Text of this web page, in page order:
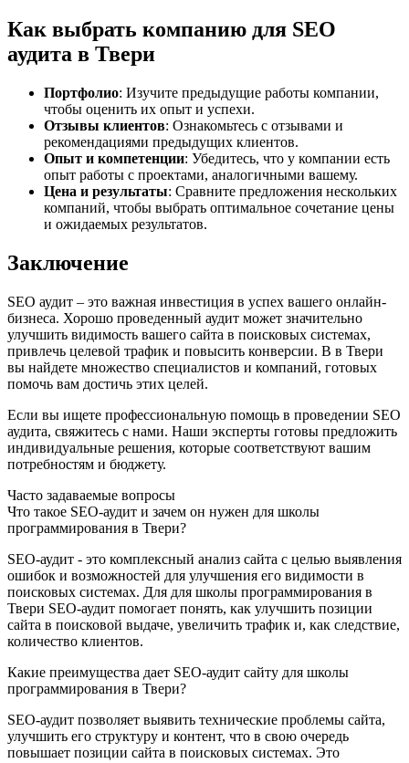
Как выбрать компанию для SEO
аудита в Твери
Портфолио: Изучите предыдущие работы компании,
чтобы оценить их опыт и успехи.
Отзывы клиентов: Ознакомьтесь с отзывами и
рекомендациями предыдущих клиентов.
Опыт и компетенции: Убедитесь, что у компании есть
опыт работы с проектами, аналогичными вашему.
Цена и результаты: Сравните предложения нескольких
компаний, чтобы выбрать оптимальное сочетание цены
и ожидаемых результатов.
Заключение
SEO аудит – это важная инвестиция в успех вашего онлайн-
бизнеса. Хорошо проведенный аудит может значительно
улучшить видимость вашего сайта в поисковых системах,
привлечь целевой трафик и повысить конверсии. В в Твери
вы найдете множество специалистов и компаний, готовых
помочь вам достичь этих целей.
Если вы ищете профессиональную помощь в проведении SEO
аудита, свяжитесь с нами. Наши эксперты готовы предложить
индивидуальные решения, которые соответствуют вашим
потребностям и бюджету.
Часто задаваемые вопросы
Что такое SEO-аудит и зачем он нужен для школы
программирования в Твери?
SEO-аудит - это комплексный анализ сайта с целью выявления
ошибок и возможностей для улучшения его видимости в
поисковых системах. Для для школы программирования в
Твери SEO-аудит помогает понять, как улучшить позиции
сайта в поисковой выдаче, увеличить трафик и, как следствие,
количество клиентов.
Какие преимущества дает SEO-аудит сайту для школы
программирования в Твери?
SEO-аудит позволяет выявить технические проблемы сайта,
улучшить его структуру и контент, что в свою очередь
повышает позиции сайта в поисковых системах. Это